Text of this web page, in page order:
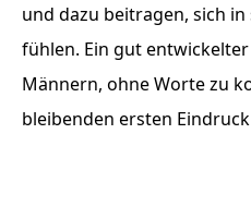
und dazu beitragen, sich
fühlen. Ein gut
Männern, ohne Worte zu
bleibenden ersten